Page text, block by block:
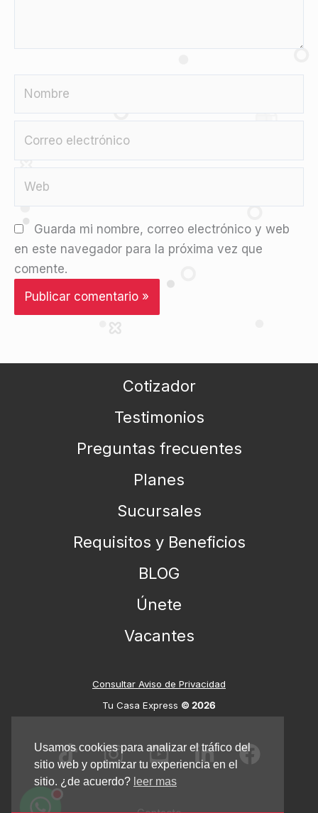
Guarda mi nombre, correo electrónico y web
en este navegador para la próxima vez que
comente.
Cotizador
Testimonios
Preguntas frecuentes
Planes
Sucursales
Requisitos y Beneficios
BLOG
Únete
Vacantes
Consultar Aviso de Privacidad
Tu Casa Express © 2026
Usamos cookies para analizar el tráfico del
sitio web y optimizar tu experiencia en el
sitio. ¿de acuerdo? leer mas